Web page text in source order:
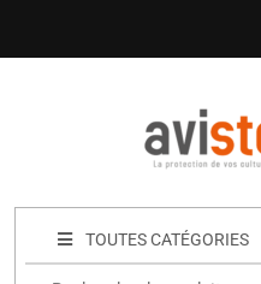
TOUTES CATÉGORIES